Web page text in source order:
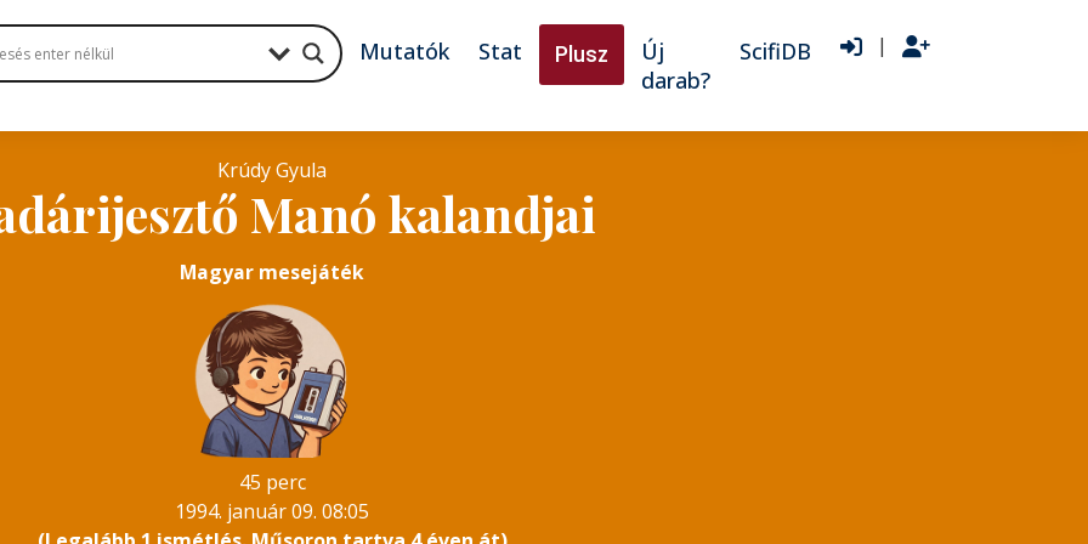
Mutatók Stat Plusz
Új
darab?
ScifiDB |
Krúdy Gyula
Manó kalandjai
Magyar mesejáték
45 perc
1994. január 09. 08:05